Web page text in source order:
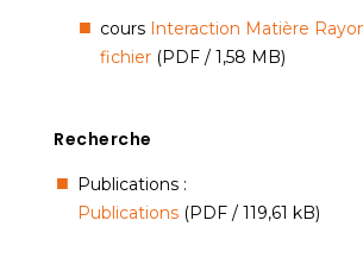
cours Interaction Matière
fichier (PDF / 1,58 MB)
Recherche
Publications :
Publications (PDF / 119,61 kB)